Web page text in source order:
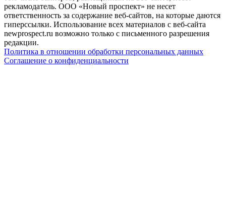
рекламодатель. ООО «Новый проспект» не несет
ответственность за содержание веб-сайтов, на которые даются
гиперссылки. Использование всех материалов с веб-сайта
newprospect.ru возможно только с письменного разрешения
редакции.
Политика в отношении обработки персональных данных
Соглашение о конфиденциальности